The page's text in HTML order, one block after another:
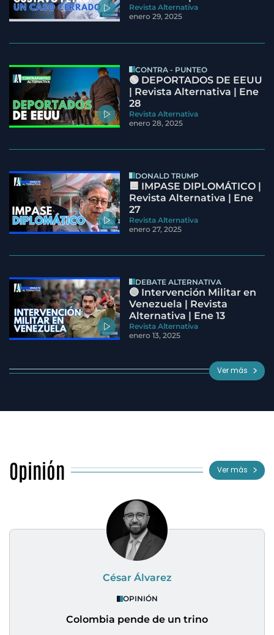
Revista Alternativa
enero 29, 2025
CONTRA - PUNTEO
🟢 DEPORTADOS DE EEUU
| Revista Alternativa | Ene
28
Revista Alternativa
enero 28, 2025
DONALD TRUMP
🟦 IMPASE DIPLOMÁTICO |
Revista Alternativa | Ene
27
Revista Alternativa
enero 27, 2025
DEBATE ALTERNATIVA
🔵 Intervención Militar en
Venezuela | Revista
Alternativa | Ene 13
Revista Alternativa
enero 13, 2025
Ver más
Opinión Ver más
César Álvarez
OPINIÓN
Colombia pende de un trino